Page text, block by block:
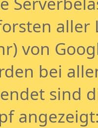
aller
von
bei
sind